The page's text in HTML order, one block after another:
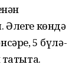
Әлеге көндә
5 бүлә-
татыта.